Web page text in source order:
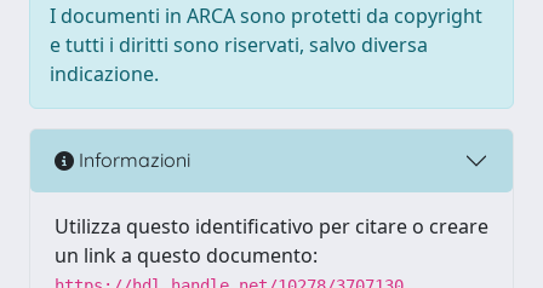
I documenti in ARCA sono protetti da copyright
e tutti i diritti sono riservati, salvo diversa
indicazione.
Informazioni
Utilizza questo identificativo per citare o creare
un link a questo documento: